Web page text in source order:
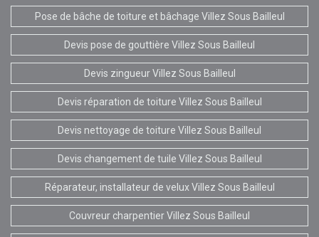
Pose de bâche de toiture et bâchage Villez Sous Bailleul
Devis pose de gouttière Villez Sous Bailleul
Devis zingueur Villez Sous Bailleul
Devis réparation de toiture Villez Sous Bailleul
Devis nettoyage de toiture Villez Sous Bailleul
Devis changement de tuile Villez Sous Bailleul
Réparateur, installateur de velux Villez Sous Bailleul
Couvreur charpentier Villez Sous Bailleul